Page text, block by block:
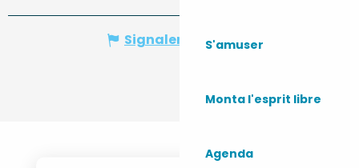
S'amuser
Monta l'esprit libre
Agenda
Signaler une erreur